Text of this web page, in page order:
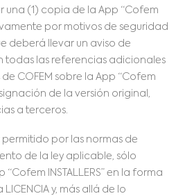
una (1) copia de la App “Cofem
por motivos de seguridad
deberá llevar un aviso de
todas las referencias adicionales
COFEM sobre la App “Cofem
de la versión original,
a terceros.
por las normas de
de la ley aplicable, sólo
INSTALLERS” en la forma
y, más allá de lo